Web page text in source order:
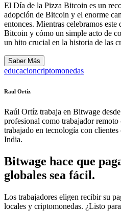
El Día de la Pizza Bitcoin es un
adopción de Bitcoin y el enorme
entonces. Mientras celebramos
Bitcoin y cómo un simple acto de
un hito crucial en la historia de las
Saber Más
educacioncriptomonedas
Raul Ortíz
Raúl Ortíz trabaja en Bitwage
profesional como trabajador remoto
trabajado en tecnología con
India.
Bitwage hace que
globales sea fácil.
Los trabajadores eligen recibir su
locales y criptomonedas. ¿Listo